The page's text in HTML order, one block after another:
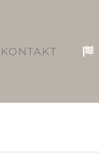
KONTAKT